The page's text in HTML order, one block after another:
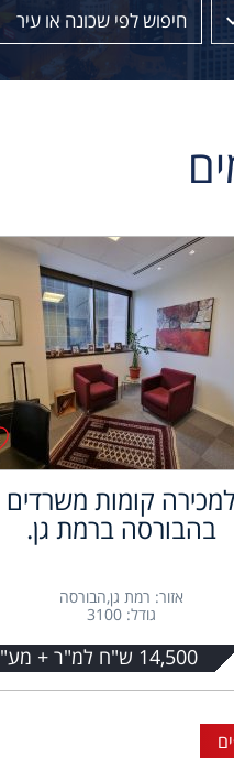
למכירה קומות משרדים
בהבורסה ברמת גן.
אזור: רמת גן,הבורסה
גודל: 3100
14,500 ש"ח למ"ר + מע"מ.